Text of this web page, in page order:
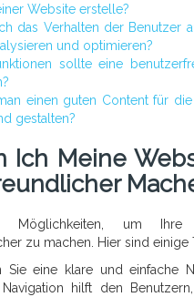
Website erstelle?
das Verhalten der Benutzer
und optimieren?
sollte eine
einen guten Content für
gestalten?
Ich Meine
um Ihre
zu machen. Hier sind einige
Sie eine klare und einfache
hilft den